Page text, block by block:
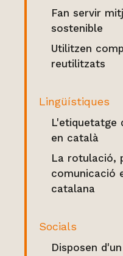
Fan servir
sostenible
Utilitzen
reutilitzats
Lingüístiques
L'etiquetatge
en català
La rotulació,
comunicació
catalana
Socials
Disposen